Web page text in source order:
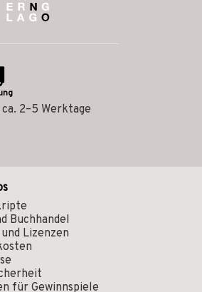
2–5 Werktage
Buchhandel
Lizenzen
für Gewinnspiele